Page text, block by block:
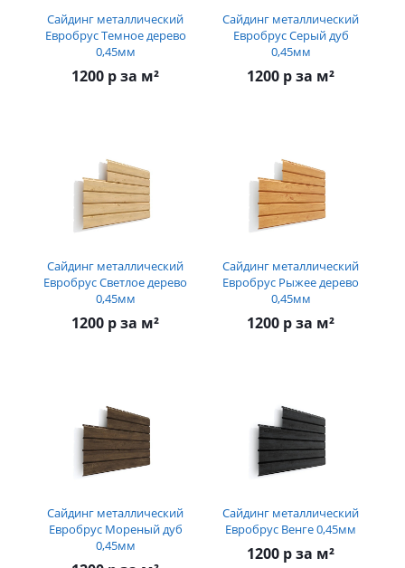
Сайдинг металлический
Евробрус Темное дерево
0,45мм
1200 р за м²
Сайдинг металлический
Евробрус Серый дуб
0,45мм
1200 р за м²
Сайдинг металлический
Евробрус Светлое дерево
0,45мм
1200 р за м²
Сайдинг металлический
Евробрус Рыжее дерево
0,45мм
1200 р за м²
Сайдинг металлический
Евробрус Мореный дуб
0,45мм
Сайдинг металлический
Евробрус Венге 0,45мм
1200 р за м²